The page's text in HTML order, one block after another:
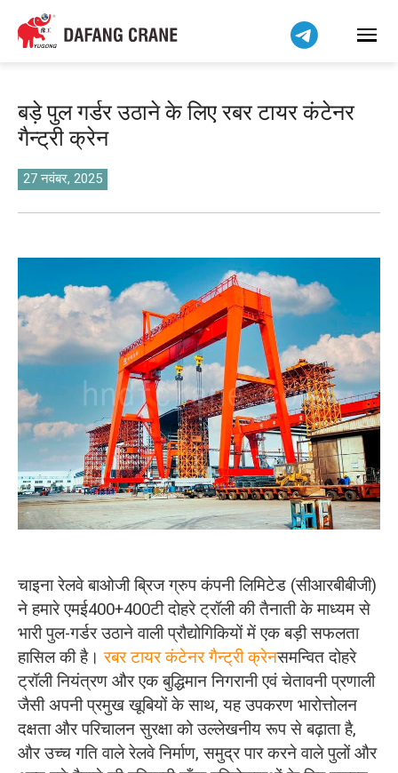
बड़े पुल गर्डर उठाने के लिए रबर टायर कंटेनर
गैन्ट्री क्रेन
27 नवंबर, 2025
चाइना रेलवे बाओजी ब्रिज ग्रुप कंपनी लिमिटेड (सीआरबीबीजी)
ने हमारे एमई400+400टी दोहरे ट्रॉली की तैनाती के माध्यम से
भारी पुल-गर्डर उठाने वाली प्रौद्योगिकियों में एक बड़ी सफलता
हासिल की है।रबर टायर कंटेनर गैन्ट्री क्रेनसमन्वित दोहरे
ट्रॉली नियंत्रण और एक बुद्धिमान निगरानी एवं चेतावनी प्रणाली
जैसी अपनी प्रमुख खूबियों के साथ, यह उपकरण भारोत्तोलन
दक्षता और परिचालन सुरक्षा को उल्लेखनीय रूप से बढ़ाता है,
और उच्च गति वाले रेलवे निर्माण, समुद्र पार करने वाले पुलों और
Bahasa Indonesia
Bahasa Melayu
বাংলা
فارسی
Pilipino
اردو
Čeština
Беларуская мова
Kiswahili
Dansk
Norsk
O‘zbekcha